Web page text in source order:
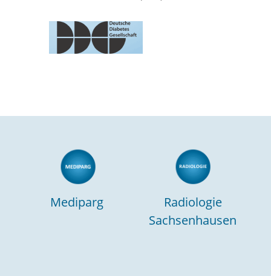
Mediparg
Radiologie
Sachsenhausen